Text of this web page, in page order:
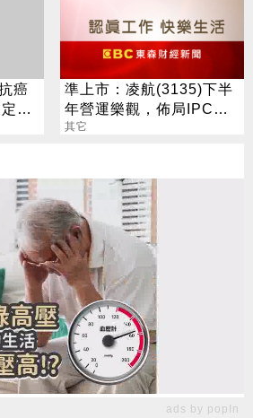
癌
，
新
準上市：凌航(3135)下半
年營運樂觀，佈局IPC亦
將邁入收割期
其它
ads by popIn